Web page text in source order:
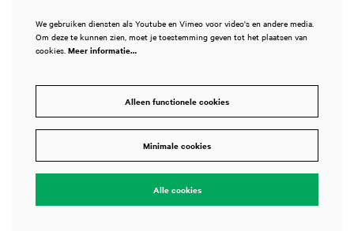
We gebruiken diensten als Youtube en Vimeo voor video's en andere media.
Om deze te kunnen zien, moet je toestemming geven tot het plaatsen van
cookies. Meer informatie…
Alleen functionele cookies
Minimale cookies
Alle cookies